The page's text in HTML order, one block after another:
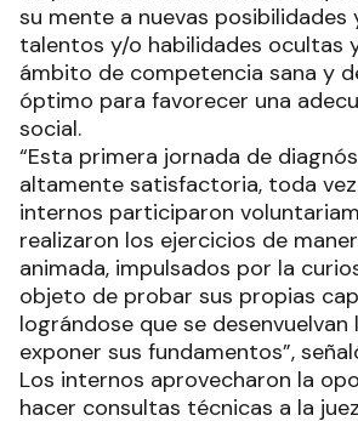
su mente a nuevas posibilidades
talentos y/o habilidades ocultas
ámbito de competencia sana y
óptimo para favorecer una
social.
“Esta primera jornada de
altamente satisfactoria, toda
internos participaron
realizaron los ejercicios de
animada, impulsados por la
objeto de probar sus propias
lográndose que se
exponer sus fundamentos”,
Los internos aprovecharon la
hacer consultas técnicas a la